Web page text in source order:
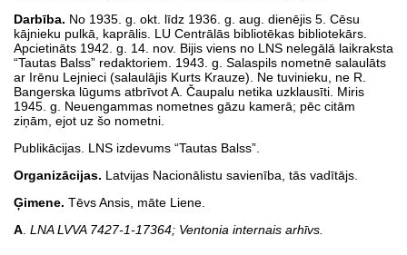
Darbība. No 1935. g. okt. līdz 1936. g. aug. dienējis 5. Cēsu
kājnieku pulkā, kaprālis. LU Centrālās bibliotēkas bibliotekārs.
Apcietināts 1942. g. 14. nov. Bijis viens no LNS nelegālā laikraksta
“Tautas Balss” redaktoriem. 1943. g. Salaspils nometnē salaulāts
ar Irēnu Lejnieci (salaulājis Kurts Krauze). Ne tuvinieku, ne R.
Bangerska lūgums atbrīvot A. Čaupalu netika uzklausīti. Miris
1945. g. Neuengammas nometnes gāzu kamerā; pēc citām
ziņām, ejot uz šo nometni.
Publikācijas. LNS izdevums “Tautas Balss”.
Organizācijas. Latvijas Nacionālistu savienība, tās vadītājs.
Ģimene. Tēvs Ansis, māte Liene.
A LNA LVVA 7427-1-17364; Ventonia internais arhīvs.